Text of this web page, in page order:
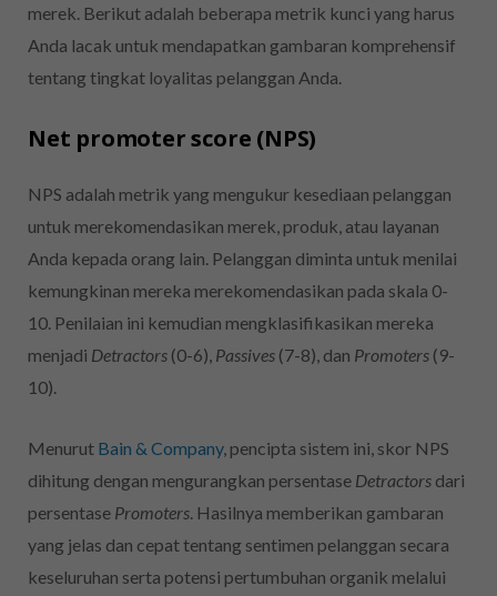
merek. Berikut adalah beberapa metrik kunci yang harus
Anda lacak untuk mendapatkan gambaran komprehensif
tentang tingkat loyalitas pelanggan Anda.
Net promoter score (NPS)
NPS adalah metrik yang mengukur kesediaan pelanggan
untuk merekomendasikan merek, produk, atau layanan
Anda kepada orang lain. Pelanggan diminta untuk menilai
kemungkinan mereka merekomendasikan pada skala 0-
10. Penilaian ini kemudian mengklasifikasikan mereka
menjadi Detractors (0-6), Passives (7-8), dan Promoters (9-
10).
Menurut Bain & Company, pencipta sistem ini, skor NPS
dihitung dengan mengurangkan persentase Detractors dari
persentase Promoters . Hasilnya memberikan gambaran
yang jelas dan cepat tentang sentimen pelanggan secara
keseluruhan serta potensi pertumbuhan organik melalui